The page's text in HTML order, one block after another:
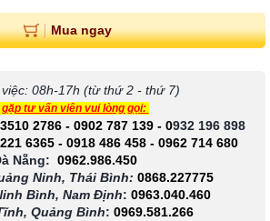
Mua ngay
08h-17h (từ thứ 2 - thứ 7)
tư vấn viên vui lòng gọi:
2786 - 0902 787 139- 0932 196 898
6365 - 0918 486 458 - 0962 714 680
Nẵng: 0962.986.450
Ninh, Thái Bình: 0868.227775
Bình, Nam Định: 0963.040.460
Quảng Bình: 0969.581.266